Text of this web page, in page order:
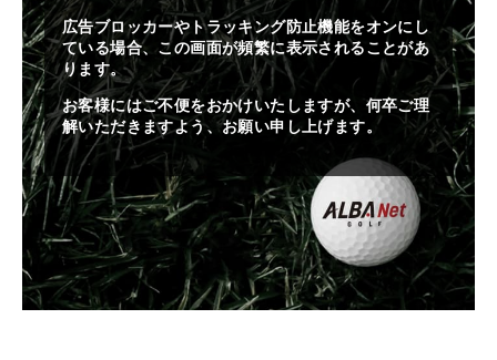
広告ブロッカーやトラッキング防止機能をオンにし
ている場合、この画面が頻繁に表示されることがあ
ります。
お客様にはご不便をおかけいたしますが、何卒ご理
解いただきますよう、お願い申し上げます。